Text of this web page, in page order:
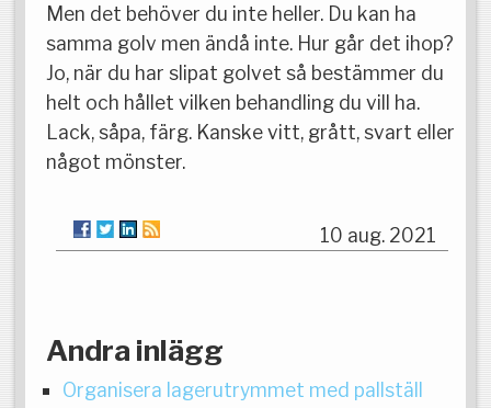
Men det behöver du inte heller. Du kan ha
samma golv men ändå inte. Hur går det ihop?
Jo, när du har slipat golvet så bestämmer du
helt och hållet vilken behandling du vill ha.
Lack, såpa, färg. Kanske vitt, grått, svart eller
något mönster.
10 aug. 2021
Andra inlägg
Organisera lagerutrymmet med pallställ